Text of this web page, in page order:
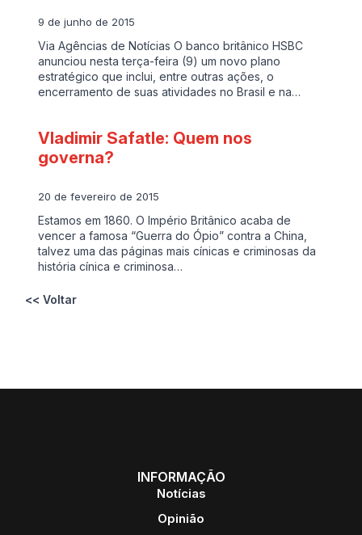
9 de junho de 2015
Via Agências de Notícias O banco britânico HSBC
anunciou nesta terça-feira (9) um novo plano
estratégico que inclui, entre outras ações, o
encerramento de suas atividades no Brasil e na…
Vladimir Safatle: Quem nos
governa?
20 de fevereiro de 2015
Estamos em 1860. O Império Britânico acaba de
vencer a famosa “Guerra do Ópio” contra a China,
talvez uma das páginas mais cínicas e criminosas da
história cínica e criminosa…
<< Voltar
INFORMAÇÃO
Notícias
Opinião